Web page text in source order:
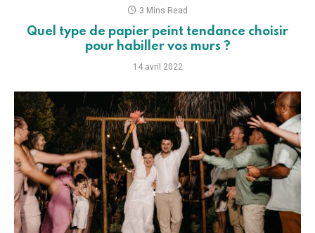
3 Mins Read
Quel type de papier peint tendance choisir
pour habiller vos murs ?
14 avril 2022